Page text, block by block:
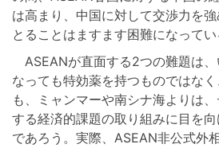
は高まり、中国に対して交渉力を
とることはますます困難になってい
ASEANが直面する2つの難題は、
なっても特効薬を持つものではな
も、ミャンマーや南シナ海よりは
する経済的課題の取り組みに目を
であろう。実際、ASEAN非公式外